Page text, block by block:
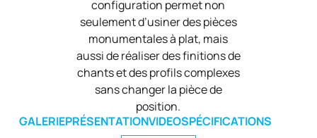
configuration permet non
seulement d’usiner des pièces
monumentales à plat, mais
aussi de réaliser des finitions de
chants et des profils complexes
sans changer la pièce de
position.
GALERIEPRÉSENTATIONVIDEOSPÉCIFICATIONS